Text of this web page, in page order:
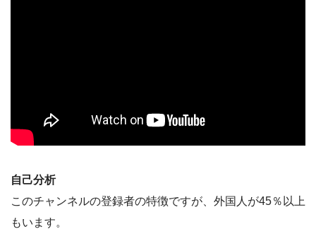
自己分析
このチャンネルの登録者の特徴ですが、外国人が45％以上
もいます。